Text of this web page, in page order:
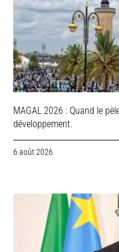
MAGAL 2026 : Quand le
développement.
6 août 2026